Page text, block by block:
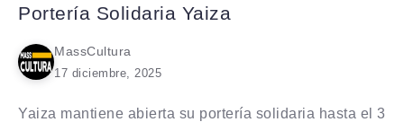
Portería Solidaria Yaiza
MassCultura
17 diciembre, 2025
Yaiza mantiene abierta su portería solidaria hasta el 3